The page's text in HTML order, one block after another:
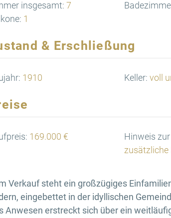
insgesamt: 7
1
& Erschließung
1910 Keller: voll
169.000 € Hinweis
zusätzliche
Verkauf steht ein großzügiges
eingebettet in der idyllischen
Anwesen erstreckt sich über ein